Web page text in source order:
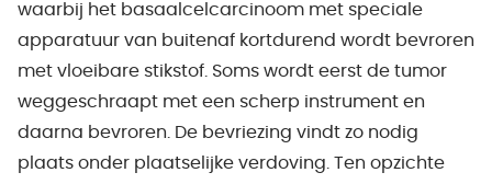
waarbij het basaalcelcarcinoom met speciale
apparatuur van buitenaf kortdurend wordt bevroren
met vloeibare stikstof. Soms wordt eerst de tumor
weggeschraapt met een scherp instrument en
daarna bevroren. De bevriezing vindt zo nodig
plaats onder plaatselijke verdoving. Ten opzichte